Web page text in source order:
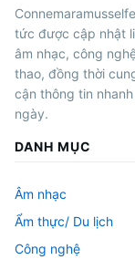
tức được cập nhật
âm nhạc, công
thao, đồng thời
cận thông tin
ngày.
DANH MỤC
Âm nhạc
Ẩm thực/ Du lịch
Công nghệ